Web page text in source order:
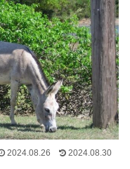
2024.08.26 2024.08.30